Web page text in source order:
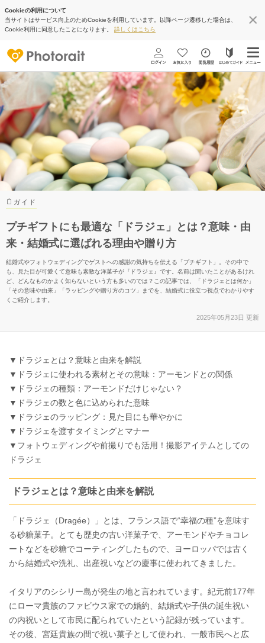
Cookieの利用について
当サイトはサービス向上のためCookieを利用しています。以降ページ遷移した場合は、
Cookie利用に同意したことになります。 詳しくはこちら
ガイド
プチギフトにも最適な「ドラジェ」とは？意味・由
来・結婚式に選ばれる理由や贈り方
結婚式やフォトウェディングでゲストへの感謝の気持ちを伝える「プチギフト」。その中で
も、見た目が可愛くて意味も素敵な洋菓子が『ドラジェ』です。名前は聞いたことがあるけれ
ど、どんなものかよく知らないという方も多いのでは？この記事では、「ドラジェとは何か」
「その意味や由来」「ラッピングや贈り方のコツ」までを、結婚式に役立つ視点でわかりやす
くご紹介します。
2025年05月23日 更新
▼ドラジェとは？意味と由来を解説
▼ドラジェに使われる素材とその意味：アーモンドとの関係
▼ドラジェの種類：アーモンドだけじゃない？
▼ドラジェの数と色に込められた意味
▼ドラジェのラッピング：見た目にも華やかに
▼ドラジェを渡すタイミングとマナー
▼フォトウェディングや前撮りでも活用！撮影アイテムとしての
ドラジェ
ドラジェとは？意味と由来を解説
「ドラジェ（Dragée）」とは、フランス語で“幸福の種”を意味す
る砂糖菓子。とても歴史の古い洋菓子で、アーモンドやチョコレ
ートなどを砂糖でコーティングしたもので、ヨーロッパでは古く
から結婚式や洗礼、出産祝いなどの慶事に使われてきました。
イタリアのシシリー島が発生の地と言われています。紀元前177年
にローマ貴族のファビウス家での婚約、結婚式や子供の誕生祝い
の内祝いとして市民に配られていたという記録が残っています。
その後、宮廷貴族の間で祝い菓子として使われ、一般市民へと広